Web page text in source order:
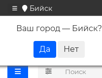
Бийск
Ваш город — Бийск?